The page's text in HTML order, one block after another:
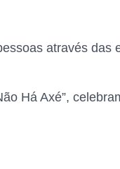
através das
Há Axé”,